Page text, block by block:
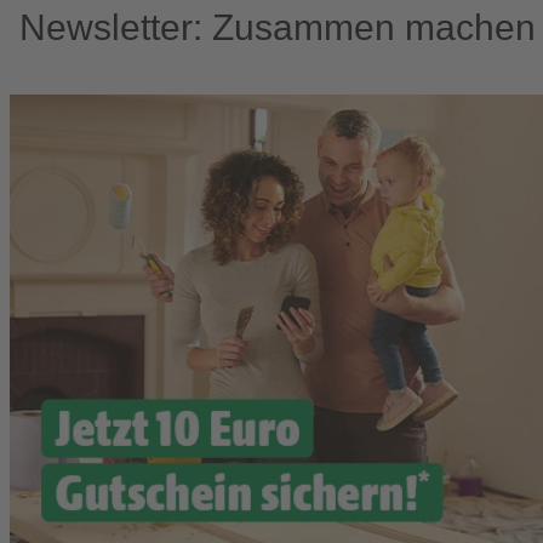
Newsletter: Zusammen